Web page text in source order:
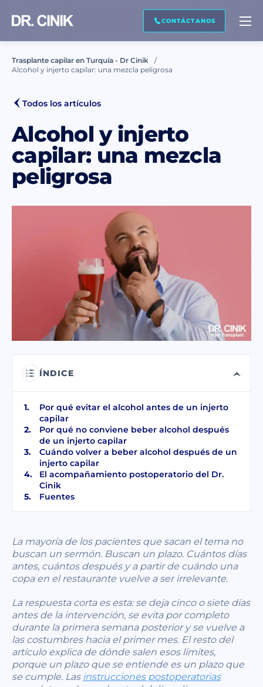
CONTÁCTANOS
CONTÁCTENOS
Nombre *
Apellido *
Correo electrónico *
He leído y acepto los términos de lapolítica de privacidad
He leído y acepto el Consentimiento para Mensaje Electrónico Comercial
ENVIAR
Trasplante capilar en Turquía - Dr Cinik
Alcohol y injerto capilar: una mezcla peligrosa
Todos los artículos
Alcohol y injerto
capilar: una mezcla
peligrosa
ÍNDICE
Por qué evitar el alcohol antes de un injerto
capilar
Por qué no conviene beber alcohol después
de un injerto capilar
Cuándo volver a beber alcohol después de un
injerto capilar
El acompañamiento postoperatorio del Dr.
Cinik
Fuentes
La mayoría de los pacientes que sacan el tema no
buscan un sermón. Buscan un plazo. Cuántos días
antes, cuántos después y a partir de cuándo una
copa en el restaurante vuelve a ser irrelevante.
La respuesta corta es esta: se deja cinco o siete días
antes de la intervención, se evita por completo
durante la primera semana posterior y se vuelve a
las costumbres hacia el primer mes. El resto del
artículo explica de dónde salen esos límites,
porque un plazo que se entiende es un plazo que
se cumple. Las instrucciones postoperatorias